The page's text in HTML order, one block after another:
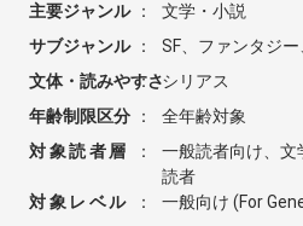
主要ジャンル
：
文学・小説
サブジャンル
：
SF、ファンタジ
文体・読みやすさ
： シリアス
年齢制限区分
：
全年齢対象
対象読者層
：
一般読者向け、文
読者
対象レベル
：
一般向け (For